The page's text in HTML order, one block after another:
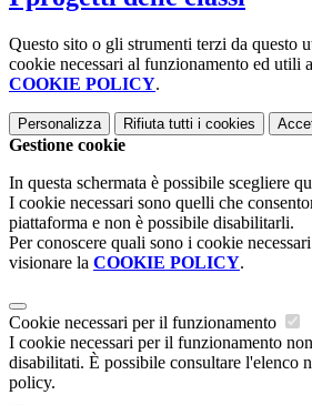
Questo sito o gli strumenti terzi da questo
cookie necessari al funzionamento ed utili
COOKIE POLICY.
Personalizza Rifiuta tutti i cookies
Gestione cookie
In questa schermata è possibile scegliere
I cookie necessari sono quelli che
piattaforma e non è possibile disabilitarli.
Per conoscere quali sono i cookie
visionare la COOKIE POLICY.
Cookie necessari per il funzionamento
I cookie necessari per il funzionamento
disabilitati. È possibile consultare l'elenco
policy.